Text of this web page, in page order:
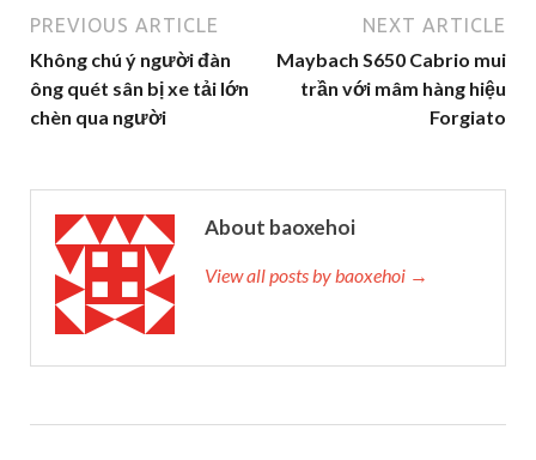
PREVIOUS ARTICLE
Không chú ý người đàn
ông quét sân bị xe tải lớn
chèn qua người
NEXT ARTICLE
Maybach S650 Cabrio mui
trần với mâm hàng hiệu
Forgiato
About baoxehoi
View all posts by baoxehoi →